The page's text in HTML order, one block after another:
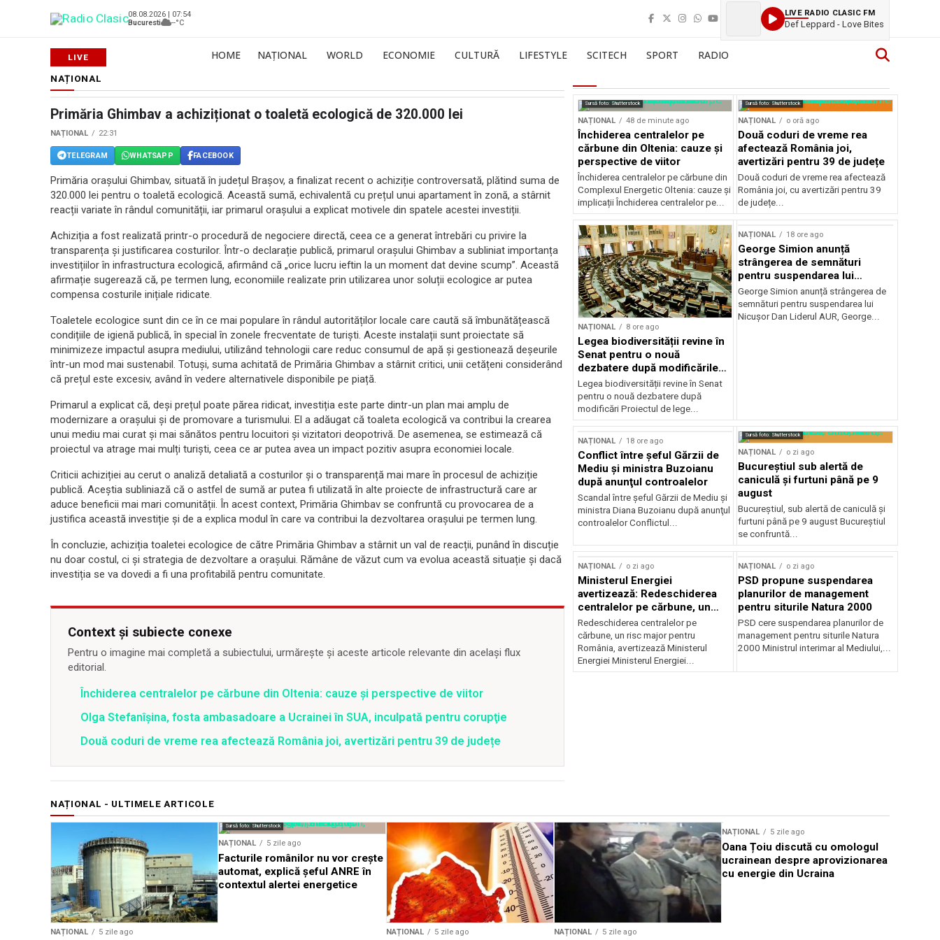
08.08.2026 | 07:54
Bucuresti
--°C
LIVE RADIO CLASIC FM
Def Leppard - Love Bites
HOME NAȚIONAL WORLD ECONOMIE CULTURĂ LIFESTYLE SCITECH SPORT RADIO
NAȚIONAL
Primăria Ghimbav a achiziționat o toaletă ecologică de 320.000 lei
NAȚIONAL 22:31
TELEGRAM WHATSAPP FACEBOOK
Primăria orașului Ghimbav, situată în județul Brașov, a finalizat recent o achiziție controversată, plătind suma de
320.000 lei pentru o toaletă ecologică. Această sumă, echivalentă cu prețul unui apartament în zonă, a stârnit
reacții variate în rândul comunității, iar primarul orașului a explicat motivele din spatele acestei investiții.
Achiziția a fost realizată printr-o procedură de negociere directă, ceea ce a generat întrebări cu privire la
transparența și justificarea costurilor. Într-o declarație publică, primarul orașului Ghimbav a subliniat importanța
investițiilor în infrastructura ecologică, afirmând că „orice lucru ieftin la un moment dat devine scump”. Această
afirmație sugerează că, pe termen lung, economiile realizate prin utilizarea unor soluții ecologice ar putea
compensa costurile inițiale ridicate.
Toaletele ecologice sunt din ce în ce mai populare în rândul autorităților locale care caută să îmbunătățească
condițiile de igienă publică, în special în zonele frecventate de turiști. Aceste instalații sunt proiectate să
minimizeze impactul asupra mediului, utilizând tehnologii care reduc consumul de apă și gestionează deșeurile
într-un mod mai sustenabil. Totuși, suma achitată de Primăria Ghimbav a stârnit critici, unii cetățeni considerând
că prețul este excesiv, având în vedere alternativele disponibile pe piață.
Primarul a explicat că, deși prețul poate părea ridicat, investiția este parte dintr-un plan mai amplu de
modernizare a orașului și de promovare a turismului. El a adăugat că toaleta ecologică va contribui la crearea
unui mediu mai curat și mai sănătos pentru locuitori și vizitatori deopotrivă. De asemenea, se estimează că
proiectul va atrage mai mulți turiști, ceea ce ar putea avea un impact pozitiv asupra economiei locale.
Criticii achiziției au cerut o analiză detaliată a costurilor și o transparență mai mare în procesul de achiziție
publică. Aceștia subliniază că o astfel de sumă ar putea fi utilizată în alte proiecte de infrastructură care ar
aduce beneficii mai mari comunității. În acest context, Primăria Ghimbav se confruntă cu provocarea de a
justifica această investiție și de a explica modul în care va contribui la dezvoltarea orașului pe termen lung.
În concluzie, achiziția toaletei ecologice de către Primăria Ghimbav a stârnit un val de reacții, punând în discuție
nu doar costul, ci și strategia de dezvoltare a orașului. Rămâne de văzut cum va evolua această situație și dacă
investiția se va dovedi a fi una profitabilă pentru comunitate.
Context și subiecte conexe
Pentru o imagine mai completă a subiectului, urmărește și aceste articole relevante din același flux
editorial.
Închiderea centralelor pe cărbune din Oltenia: cauze și perspective de viitor
Olga Stefanîşina, fosta ambasadoare a Ucrainei în SUA, inculpată pentru corupţie
Două coduri de vreme rea afectează România joi, avertizări pentru 39 de județe
Sursă foto: Shutterstock
NAȚIONAL 48 de minute ago
Închiderea centralelor pe
cărbune din Oltenia: cauze și
perspective de viitor
Închiderea centralelor pe cărbune din
Complexul Energetic Oltenia: cauze și
implicații Închiderea centralelor pe...
Sursă foto: Shutterstock
NAȚIONAL o oră ago
Două coduri de vreme rea
afectează România joi,
avertizări pentru 39 de județe
Două coduri de vreme rea afectează
România joi, cu avertizări pentru 39
de județe...
NAȚIONAL 8 ore ago
Legea biodiversității revine în
Senat pentru o nouă
dezbatere după modificările
deputaților
Legea biodiversității revine în Senat
pentru o nouă dezbatere după
modificări Proiectul de lege...
NAȚIONAL 18 ore ago
George Simion anunță
strângerea de semnături
pentru suspendarea lui
Nicușor Dan
George Simion anunță strângerea de
semnături pentru suspendarea lui
Nicușor Dan Liderul AUR, George...
NAȚIONAL 18 ore ago
Conflict între şeful Gărzii de
Mediu şi ministra Buzoianu
după anunţul controalelor
Scandal între şeful Gărzii de Mediu şi
ministra Diana Buzoianu după anunţul
controalelor Conflictul...
Sursă foto: Shutterstock
NAȚIONAL o zi ago
Bucureștiul sub alertă de
caniculă și furtuni până pe 9
august
Bucureștiul, sub alertă de caniculă și
furtuni până pe 9 august Bucureștiul
se confruntă...
NAȚIONAL o zi ago
Ministerul Energiei
avertizează: Redeschiderea
centralelor pe cărbune, un
risc major pentru România
Redeschiderea centralelor pe
cărbune, un risc major pentru
România, avertizează Ministerul
Energiei Ministerul Energiei...
NAȚIONAL o zi ago
PSD propune suspendarea
planurilor de management
pentru siturile Natura 2000
PSD cere suspendarea planurilor de
management pentru siturile Natura
2000 Ministrul interimar al Mediului,...
NAȚIONAL - ULTIMELE ARTICOLE
NAȚIONAL 5 zile ago
Sursă foto: Shutterstock
NAȚIONAL 5 zile ago
Facturile românilor nu vor crește
automat, explică șeful ANRE în
contextul alertei energetice
NAȚIONAL 5 zile ago NAȚIONAL 5 zile ago
NAȚIONAL 5 zile ago
Oana Țoiu discută cu omologul
ucrainean despre aprovizionarea
cu energie din Ucraina